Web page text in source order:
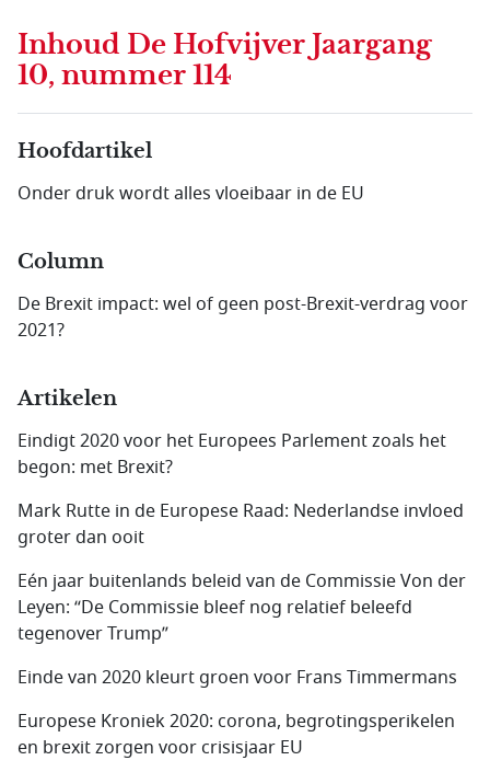
Inhoud De Hofvijver Jaargang
10, nummer 114
Hoofdartikel
Onder druk wordt alles vloeibaar in de EU
Column
De Brexit impact: wel of geen post-Brexit-verdrag voor
2021?
Artikelen
Eindigt 2020 voor het Europees Parlement zoals het
begon: met Brexit?
Mark Rutte in de Europese Raad: Nederlandse invloed
groter dan ooit
Eén jaar buitenlands beleid van de Commissie Von der
Leyen: “De Commissie bleef nog relatief beleefd
tegenover Trump”
Einde van 2020 kleurt groen voor Frans Timmermans
Europese Kroniek 2020: corona, begrotingsperikelen
en brexit zorgen voor crisisjaar EU